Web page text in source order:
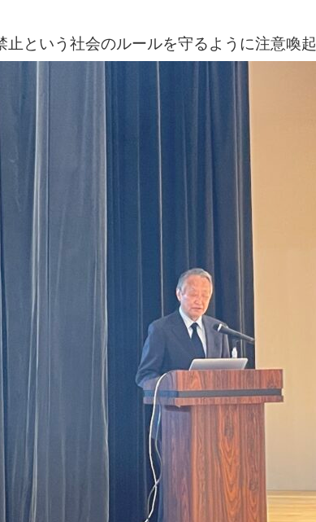
という社会のルールを守るように注意喚